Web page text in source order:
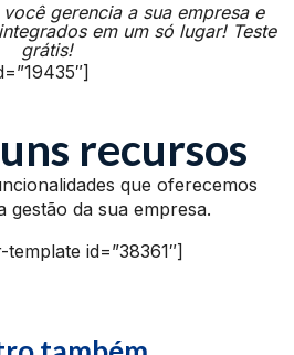
gerencia a sua empresa e
em um só lugar! Teste
grátis!
recursos
que oferecemos
gestão da sua empresa.
id=”38361″]